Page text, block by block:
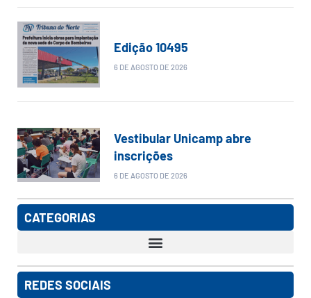
Edição 10495
6 DE AGOSTO DE 2026
Vestibular Unicamp abre
inscrições
6 DE AGOSTO DE 2026
CATEGORIAS
REDES SOCIAIS